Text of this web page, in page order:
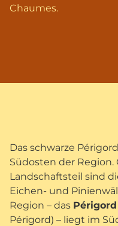
Chaumes.
Das schwarze Périgord
Südosten der
Landschaftsteil sind
Eichen- und
Region – das
Périgord) – liegt im